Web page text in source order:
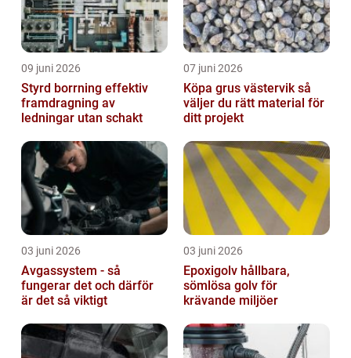
09 juni 2026
Styrd borrning effektiv
framdragning av
ledningar utan schakt
07 juni 2026
Köpa grus västervik så
väljer du rätt material för
ditt projekt
03 juni 2026
Avgassystem - så
fungerar det och därför
är det så viktigt
03 juni 2026
Epoxigolv hållbara,
sömlösa golv för
krävande miljöer